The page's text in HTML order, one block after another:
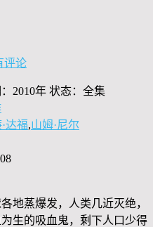
评论
：2010年 状态：全集
达福,山姆·尼尔
地蒸爆发，人类几近灭绝，
生的吸血鬼，剩下人口少得